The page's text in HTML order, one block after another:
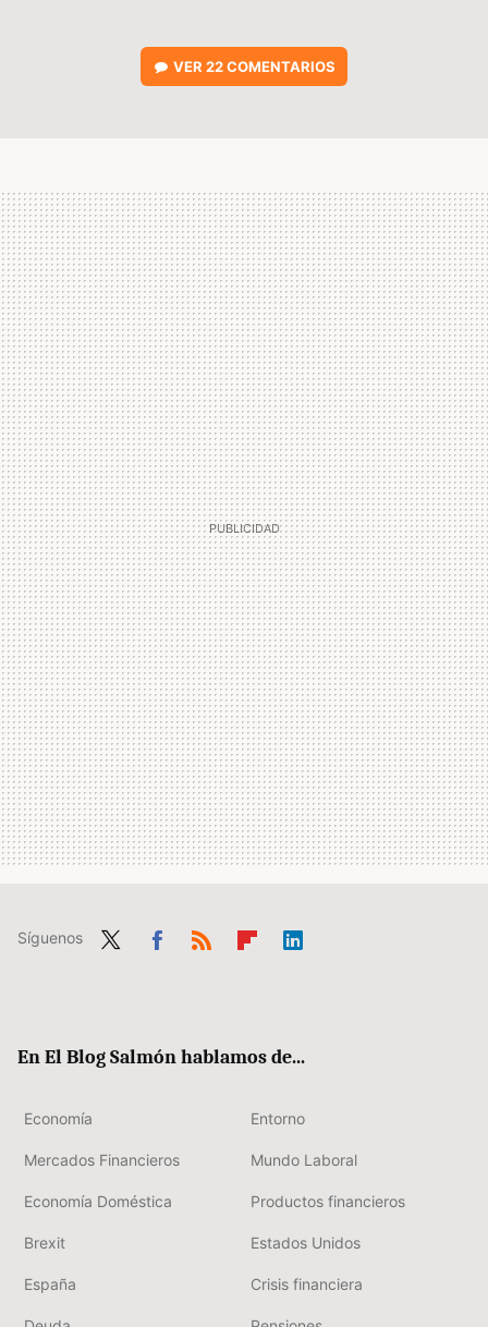
VER22 COMENTARIOS
Síguenos
En El Blog Salmón hablamos de...
Economía Entorno
Mercados Financieros Mundo Laboral
Economía Doméstica Productos financieros
Brexit Estados Unidos
España Crisis financiera